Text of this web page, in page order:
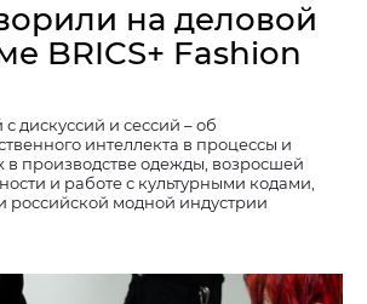
на деловой
BRICS+ Fashion
дискуссий и сессий – об
интеллекта в процессы и
в производстве одежды, возросшей
и работе с культурными кодами,
российской модной индустрии